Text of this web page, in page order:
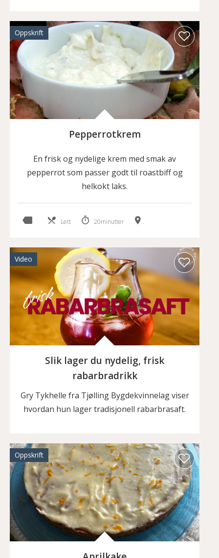
Oppskrift
Pepperrotkrem
En frisk og nydelige krem med smak av
pepperrot som passer godt til roastbiff og
helkokt laks.
Lett 20minutter
Video
Slik lager du nydelig, frisk
rabarbradrikk
Gry Tykhelle fra Tjølling Bygdekvinnelag viser
hvordan hun lager tradisjonell rabarbrasaft.
Oppskrift